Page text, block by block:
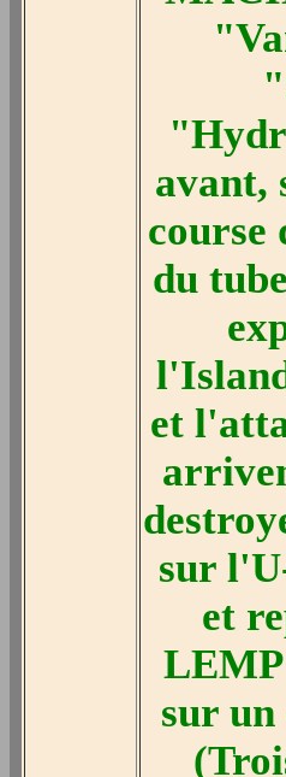
avant,
course
du
et
sur
et
LEMP
sur un